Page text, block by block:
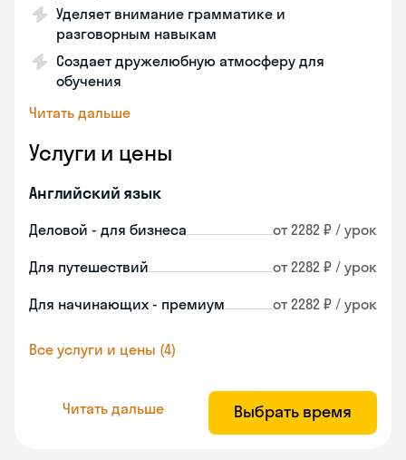
Уделяет внимание грамматике и
разговорным навыкам
Создает дружелюбную атмосферу для
обучения
Читать дальше
Услуги и цены
Английский язык
Деловой - для бизнеса от 2282 ₽ / урок
Для путешествий от 2282 ₽ / урок
Для начинающих - премиум от 2282 ₽ / урок
Все услуги и цены (4)
Читать дальше Выбрать время